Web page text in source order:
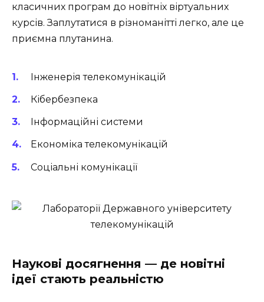
класичних програм до новітніх віртуальних
курсів. Заплутатися в різноманітті легко, але це
приємна плутанина.
Інженерія телекомунікацій
Кібербезпека
Інформаційні системи
Економіка телекомунікацій
Соціальні комунікації
Наукові досягнення — де новітні
ідеї стають реальністю